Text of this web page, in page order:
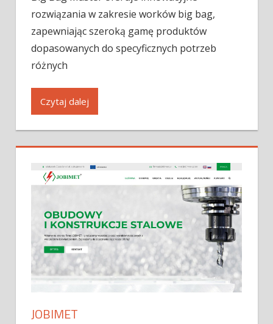
rozwiązania w zakresie worków big bag,
zapewniając szeroką gamę produktów
dopasowanych do specyficznych potrzeb
różnych
Czytaj dalej
JOBIMET